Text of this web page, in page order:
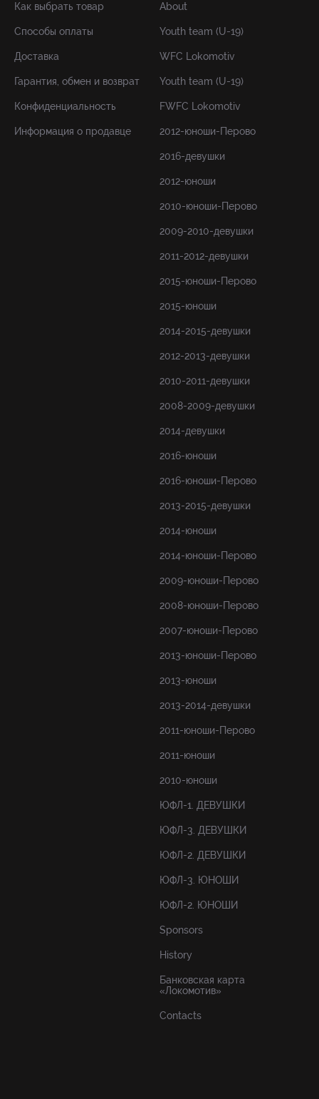
Как выбрать товар
Способы оплаты
Доставка
Гарантия, обмен и возврат
Конфиденциальность
Информация о продавце
About
Youth team (U-19)
WFC Lokomotiv
Youth team (U-19)
FWFC Lokomotiv
2012-юноши-Перово
2016-девушки
2012-юноши
2010-юноши-Перово
2009-2010-девушки
2011-2012-девушки
2015-юноши-Перово
2015-юноши
2014-2015-девушки
2012-2013-девушки
2010-2011-девушки
2008-2009-девушки
2014-девушки
2016-юноши
2016-юноши-Перово
2013-2015-девушки
2014-юноши
2014-юноши-Перово
2009-юноши-Перово
2008-юноши-Перово
2007-юноши-Перово
2013-юноши-Перово
2013-юноши
2013-2014-девушки
2011-юноши-Перово
2011-юноши
2010-юноши
ЮФЛ-1. ДЕВУШКИ
ЮФЛ-3. ДЕВУШКИ
ЮФЛ-2. ДЕВУШКИ
ЮФЛ-3. ЮНОШИ
ЮФЛ-2. ЮНОШИ
Sponsors
History
Банковская карта
«Локомотив»
Contacts